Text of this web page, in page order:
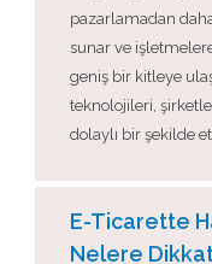
pazarlamadan
sunar ve
geniş bir kitleye
teknolojileri,
dolaylı bir şekilde
E-Ticarette
Nelere